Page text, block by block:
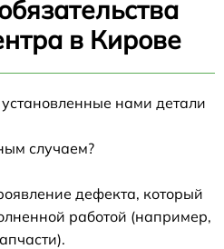
в Кирове
нами детали
случаем?
дефекта, который
работой (например,